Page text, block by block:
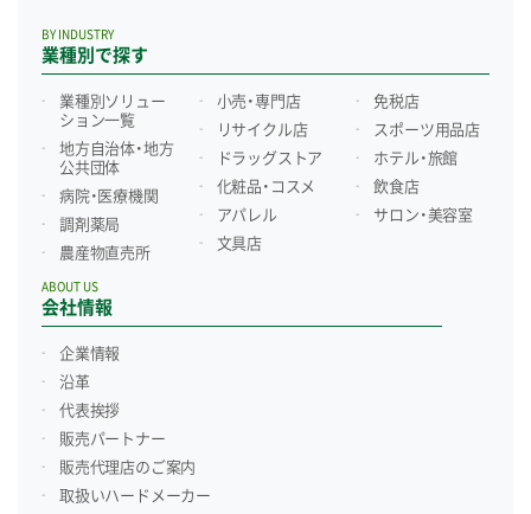
業種別で探す
BY INDUSTRY
業種別ソリュー
ション一覧
地方自治体・地方
公共団体
病院・医療機関
調剤薬局
農産物直売所
小売・専門店
リサイクル店
ドラッグストア
化粧品・コスメ
アパレル
文具店
免税店
スポーツ用品店
ホテル・旅館
飲食店
サロン・美容室
会社情報
ABOUT US
企業情報
沿革
代表挨拶
販売パートナー
販売代理店のご案内
取扱いハードメーカー